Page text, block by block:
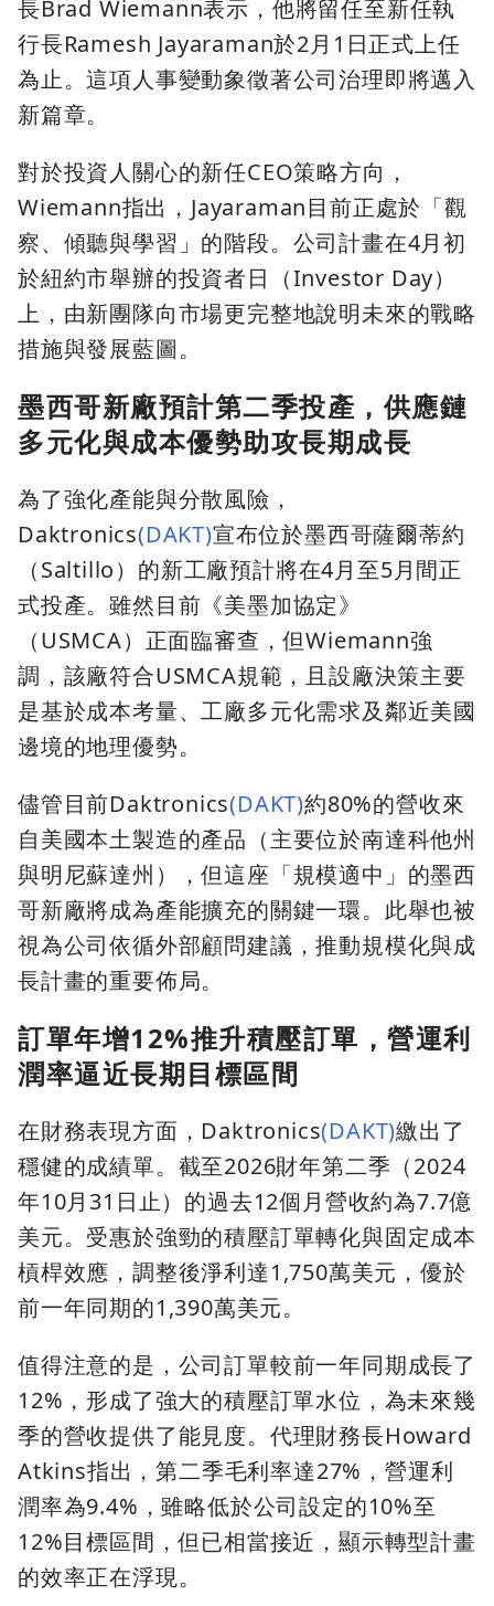
長Brad Wiemann表示，他將留任至新任執
行長Ramesh Jayaraman於2月1日正式上任
為止。這項人事變動象徵著公司治理即將邁入
新篇章。
對於投資人關心的新任CEO策略方向，
Wiemann指出，Jayaraman目前正處於「觀
察、傾聽與學習」的階段。公司計畫在4月初
於紐約市舉辦的投資者日（Investor Day）
上，由新團隊向市場更完整地說明未來的戰略
措施與發展藍圖。
墨西哥新廠預計第二季投產，供應鏈
多元化與成本優勢助攻長期成長
為了強化產能與分散風險，
Daktronics(DAKT)宣布位於墨西哥薩爾蒂約
（Saltillo）的新工廠預計將在4月至5月間正
式投產。雖然目前《美墨加協定》
（USMCA）正面臨審查，但Wiemann強
調，該廠符合USMCA規範，且設廠決策主要
是基於成本考量、工廠多元化需求及鄰近美國
邊境的地理優勢。
儘管目前Daktronics(DAKT)約80%的營收來
自美國本土製造的產品（主要位於南達科他州
與明尼蘇達州），但這座「規模適中」的墨西
哥新廠將成為產能擴充的關鍵一環。此舉也被
視為公司依循外部顧問建議，推動規模化與成
長計畫的重要佈局。
訂單年增12%推升積壓訂單，營運利
潤率逼近長期目標區間
在財務表現方面，Daktronics(DAKT)繳出了
穩健的成績單。截至2026財年第二季（2024
年10月31日止）的過去12個月營收約為7.7億
美元。受惠於強勁的積壓訂單轉化與固定成本
槓桿效應，調整後淨利達1,750萬美元，優於
前一年同期的1,390萬美元。
值得注意的是，公司訂單較前一年同期成長了
12%，形成了強大的積壓訂單水位，為未來幾
季的營收提供了能見度。代理財務長Howard
Atkins指出，第二季毛利率達27%，營運利
潤率為9.4%，雖略低於公司設定的10%至
12%目標區間，但已相當接近，顯示轉型計畫
的效率正在浮現。